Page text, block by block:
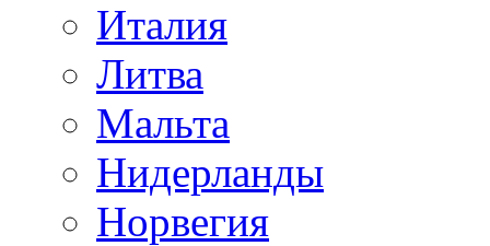
Италия
Литва
Мальта
Нидерланды
Норвегия